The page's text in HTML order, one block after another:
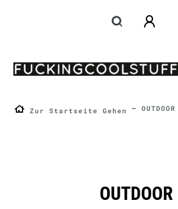
Zur Startseite Gehen OUTDOOR
OUTDOOR